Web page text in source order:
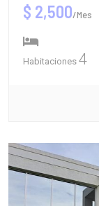
$ 2,500/Mes
Habitaciones 4